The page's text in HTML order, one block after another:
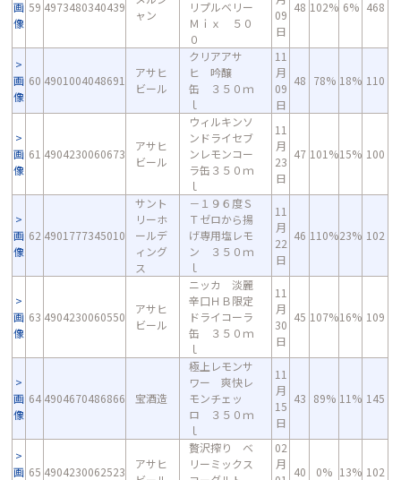
画
像
59 4973480340439
ャン
リプルベリー
Ｍｉｘ ５０
０
09
日
48 102% 6% 468
画
像
60 4901004048691
アサヒ
ビール
クリアアサ
ヒ 吟醸
缶 ３５０ｍ
ｌ
11
月
09
日
48 78% 18% 110
画
像
61 4904230060673
アサヒ
ビール
ウィルキンソ
ンドライセブ
ンレモンコー
ラ缶３５０ｍ
ｌ
11
月
23
日
47 101%15% 100
画
像
62 4901777345010
サント
リーホ
ールデ
ィング
ス
－１９６度Ｓ
Ｔゼロから揚
げ専用塩レモ
ン ３５０ｍ
ｌ
11
月
22
日
46 110%23% 102
画
像
63 4904230060550
アサヒ
ビール
ニッカ 淡麗
辛口ＨＢ限定
ドライコーラ
缶 ３５０ｍ
ｌ
11
月
30
日
45 107%16% 109
画
像
64 4904670486866 宝酒造
極上レモンサ
ワー 爽快レ
モンチェッ
ロ ３５０ｍ
ｌ
11
月
15
日
43 89% 11% 145
画 65 4904230062523
アサヒ
贅沢搾り ベ
リーミックス
02
月
40 0% 13% 102